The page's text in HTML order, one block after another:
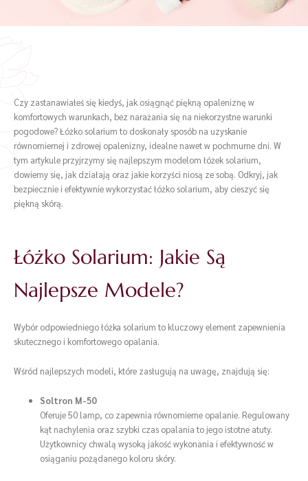
Czy zastanawiałeś się kiedyś, jak osiągnąć piękną opaleniznę w
komfortowych warunkach, bez narażania się na niekorzystne warunki
pogodowe? Łóżko solarium to doskonały sposób na uzyskanie
równomiernej i zdrowej opalenizny, idealne nawet w pochmurne dni. W
tym artykule przyjrzymy się najlepszym modelom łóżek solarium,
dowiemy się, jak działają oraz jakie korzyści niosą ze sobą. Odkryj, jak
bezpiecznie i efektywnie wykorzystać łóżko solarium, aby cieszyć się
piękną skórą.
Łóżko Solarium: Jakie Są
Najlepsze Modele?
Wybór odpowiedniego łóżka solarium to kluczowy element zapewnienia
skutecznego i komfortowego opalania.
Wśród najlepszych modeli, które zasługują na uwagę, znajdują się:
Soltron M-50
Oferuje 50 lamp, co zapewnia równomierne opalanie. Regulowany
kąt nachylenia oraz szybki czas opalania to jego istotne atuty.
Użytkownicy chwalą wysoką jakość wykonania i efektywność w
osiąganiu pożądanego koloru skóry.